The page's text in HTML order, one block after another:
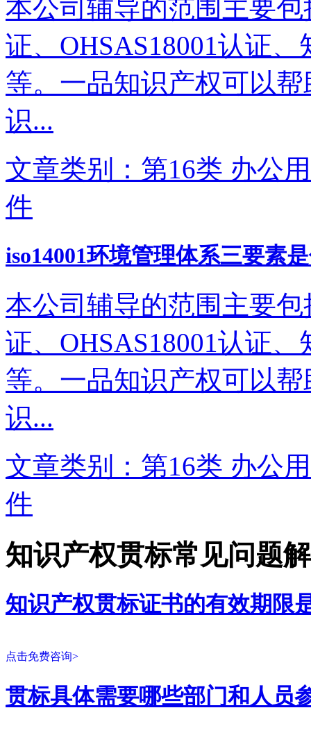
本公司辅导的范围主要包
证、OHSAS18001认证
等。一品知识产权可以
识...
文章类别：第16类 办公
件
iso14001环境管理体系三要素
本公司辅导的范围主要包
证、OHSAS18001认证
等。一品知识产权可以
识...
文章类别：第16类 办公
件
知识产权贯标常见问题
知识产权贯标证书的有效期限
点击免费咨询>
贯标具体需要哪些部门和人员